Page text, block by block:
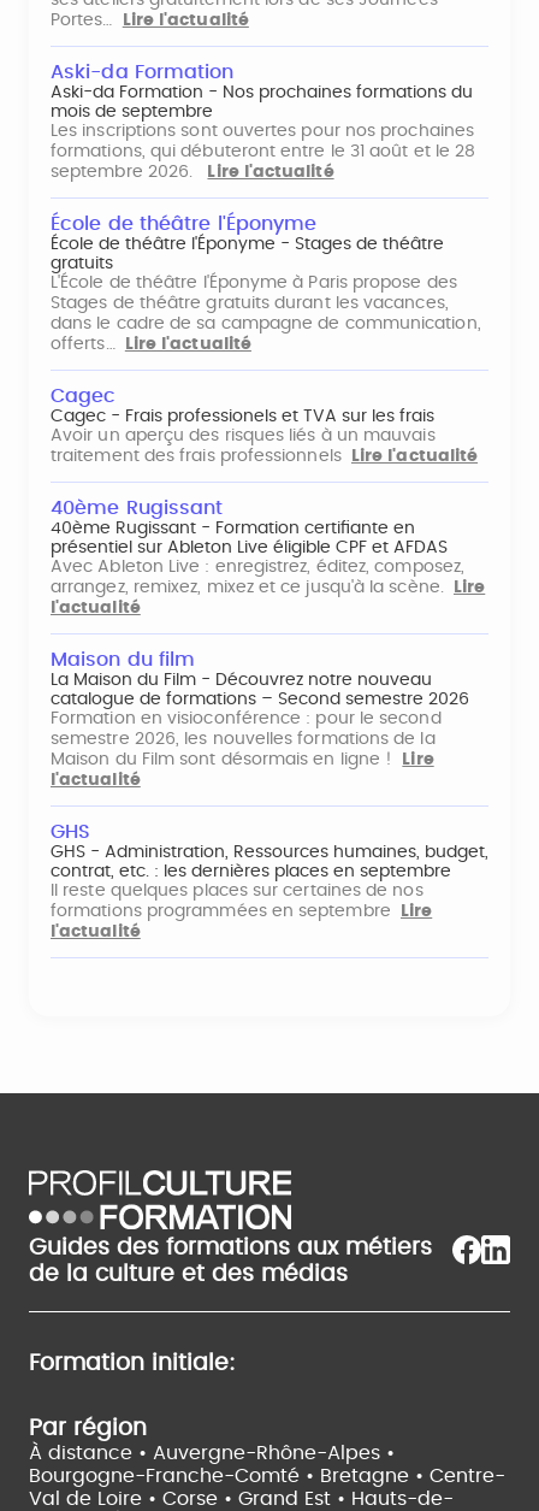
Portes…
Lire l'actualité
Aski-da Formation
Aski-da Formation - Nos prochaines formations du
mois de septembre
Les inscriptions sont ouvertes pour nos prochaines
formations, qui débuteront entre le 31 août et le 28
septembre 2026.
Lire l'actualité
École de théâtre l'Éponyme
École de théâtre l'Éponyme - Stages de théâtre
gratuits
L'École de théâtre l'Éponyme à Paris propose des
Stages de théâtre gratuits durant les vacances,
dans le cadre de sa campagne de communication,
offerts…
Lire l'actualité
Cagec
Cagec - Frais professionels et TVA sur les frais
Avoir un aperçu des risques liés à un mauvais
traitement des frais professionnels
Lire l'actualité
40ème Rugissant
40ème Rugissant - Formation certifiante en
présentiel sur Ableton Live éligible CPF et AFDAS
Avec Ableton Live : enregistrez, éditez, composez,
arrangez, remixez, mixez et ce jusqu'à la scène.
Lire
l'actualité
Maison du film
La Maison du Film - Découvrez notre nouveau
catalogue de formations – Second semestre 2026
Formation en visioconférence : pour le second
semestre 2026, les nouvelles formations de la
Maison du Film sont désormais en ligne !
Lire
l'actualité
GHS
GHS - Administration, Ressources humaines, budget,
contrat, etc. : les dernières places en septembre
Il reste quelques places sur certaines de nos
formations programmées en septembre
Lire
l'actualité
Guides des formations aux métiers
de la culture et des médias
Formation initiale:
Par région
À distance • Auvergne-Rhône-Alpes •
Bourgogne-Franche-Comté • Bretagne • Centre-
Val de Loire • Corse • Grand Est • Hauts-de-